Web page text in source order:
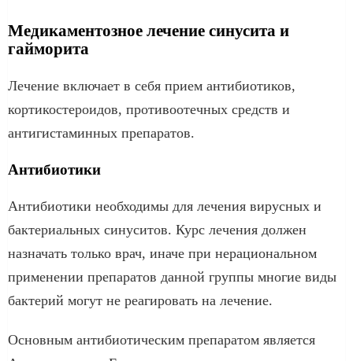
Медикаментозное лечение синусита и
гайморита
Лечение включает в себя прием антибиотиков,
кортикостероидов, противоотечных средств и
антигистаминных препаратов.
Антибиотики
Антибиотики необходимы для лечения вирусных и
бактериальных синуситов. Курс лечения должен
назначать только врач, иначе при нерациональном
применении препаратов данной группы многие виды
бактерий могут не реагировать на лечение.
Основным антибиотическим препаратом является